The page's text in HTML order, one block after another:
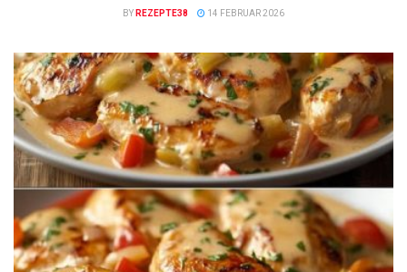
BY REZEPTE38 14 FEBRUAR 2026